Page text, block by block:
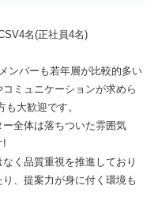
名(正社員4名)
ンバーも若年層が比較的多い
ミュニケーションが求めら
大歓迎です。
全体は落ちついた雰囲気
!
く品質重視を推進しており
、提案力が身に付く環境も